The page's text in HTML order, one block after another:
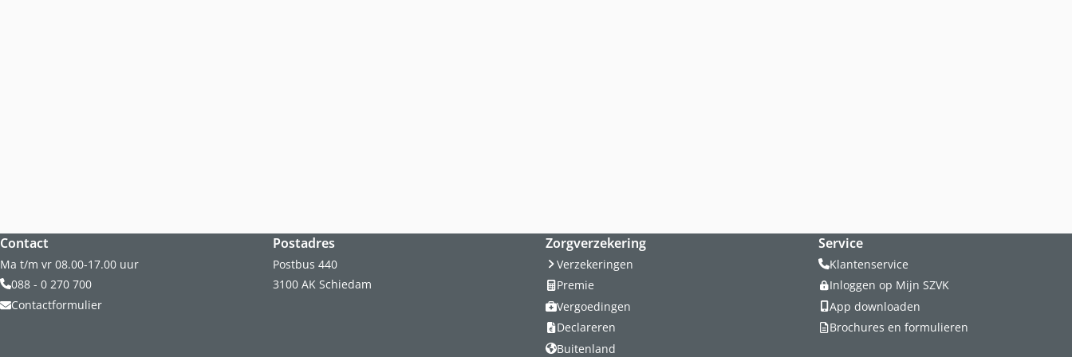
Website footer
Contact
Ma t/m vr 08.00-17.00 uur
088 - 0 270 700
Contactformulier
Postadres
Postbus 440
3100 AK Schiedam
Zorgverzekering
Verzekeringen
Premie
Vergoedingen
Declareren
Buitenland
Service
Klantenservice
Inloggen op Mijn SZVK
App downloaden
Brochures en formulieren